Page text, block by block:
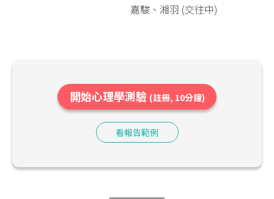
嘉駿、湘羽 (交往中)
開始心理學測驗 (註冊, 10分鐘)
看報告範例